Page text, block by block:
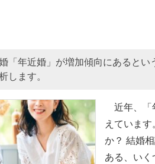
「年近婚」が増加傾向にあると
します。
近年、「
えていま
か？ 結婚
ある、いく